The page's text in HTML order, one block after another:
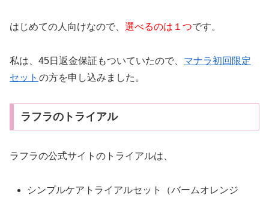
はじめての人向けなので、 選べるのは１つです。
私は、45日返金保証もついていたので、 マナラ初回限定
セット の方を申し込みました。
ラフラのトライアル
ラフラの公式サイトのトライアルは、
シンプルケアトライアルセット（バームオレンジ